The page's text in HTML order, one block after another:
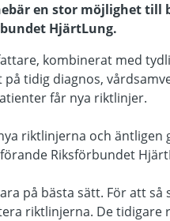
en stor möjlighet till
HjärtLung.
kombinerat med
tidig diagnos,
får nya riktlinjer.
riktlinjerna och äntligen
Riksförbundet
på bästa sätt. För att så
riktlinjerna. De tidigare